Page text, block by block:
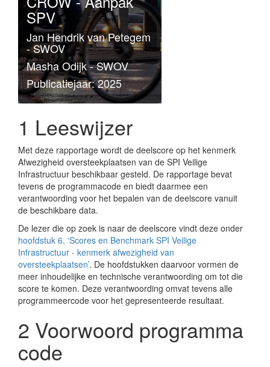
SPV
Jan Hendrik van Petegem
- SWOV
Masha Odijk - SWOV
Publicatiejaar: 2025
1 Leeswijzer
Met deze rapportage wordt de deelscore op het kenmerk
Afwezigheid oversteekplaatsen van de SPI Veilige
Infrastructuur beschikbaar gesteld. De rapportage bevat
tevens de programmacode en biedt daarmee een
verantwoording voor het bepalen van de deelscore vanuit
de beschikbare data.
De lezer die op zoek is naar de deelscore vindt deze onder
hoofdstuk 6, ‘Scores en Benchmark SPI Veilige
Infrastructuur - kenmerk afwezigheid van
oversteekplaatsen’. De hoofdstukken daarvoor vormen de
meer inhoudelijke en technische verantwoording om tot die
score te komen. Deze verantwoording omvat tevens alle
programmeercode voor het gepresenteerde resultaat.
2 Voorwoord programma
code